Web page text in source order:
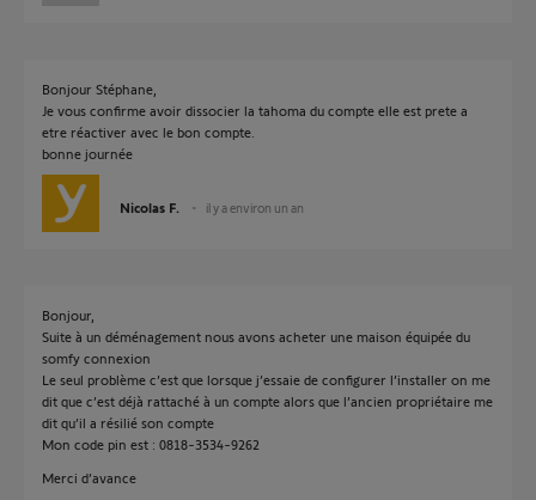
Bonjour Stéphane,
Je vous confirme avoir dissocier la tahoma du compte elle est prete a
etre réactiver avec le bon compte.
bonne journée
Nicolas F. il y a environ un an
Bonjour,
Suite à un déménagement nous avons acheter une maison équipée du
somfy connexion
Le seul problème c’est que lorsque j’essaie de configurer l’installer on me
dit que c’est déjà rattaché à un compte alors que l’ancien propriétaire me
dit qu’il a résilié son compte
Mon code pin est : 0818-3534-9262
Merci d’avance